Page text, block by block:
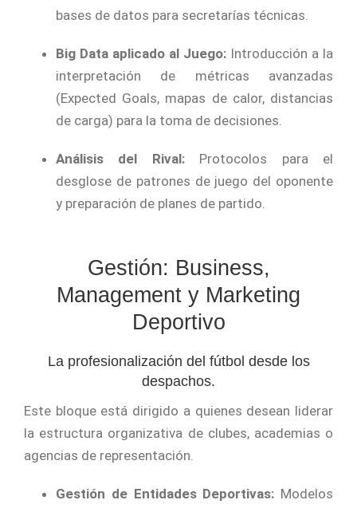
bases de datos para secretarías técnicas.
Big Data aplicado al Juego: Introducción a la
interpretación de métricas avanzadas
(Expected Goals, mapas de calor, distancias
de carga) para la toma de decisiones.
Análisis del Rival:Protocolos para el
desglose de patrones de juego del oponente
y preparación de planes de partido.
Gestión: Business,
Management y Marketing
Deportivo
La profesionalización del fútbol desde los
despachos.
Este bloque está dirigido a quienes desean liderar
la estructura organizativa de clubes, academias o
agencias de representación.
Gestión de Entidades Deportivas: Modelos